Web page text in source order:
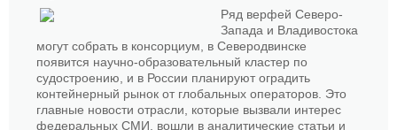
Ряд верфей Северо-
Запада и Владивостока
могут собрать в консорциум, в Северодвинске
появится научно-образовательный кластер по
судостроению, и в России планируют оградить
контейнерный рынок от глобальных операторов. Это
главные новости отрасли, которые вызвали интерес
федеральных СМИ, вошли в аналитические статьи и